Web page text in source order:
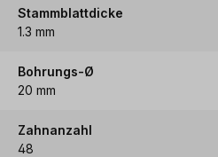
Stammblattdicke
1.3 mm
Bohrungs-Ø
20 mm
Zahnanzahl
48